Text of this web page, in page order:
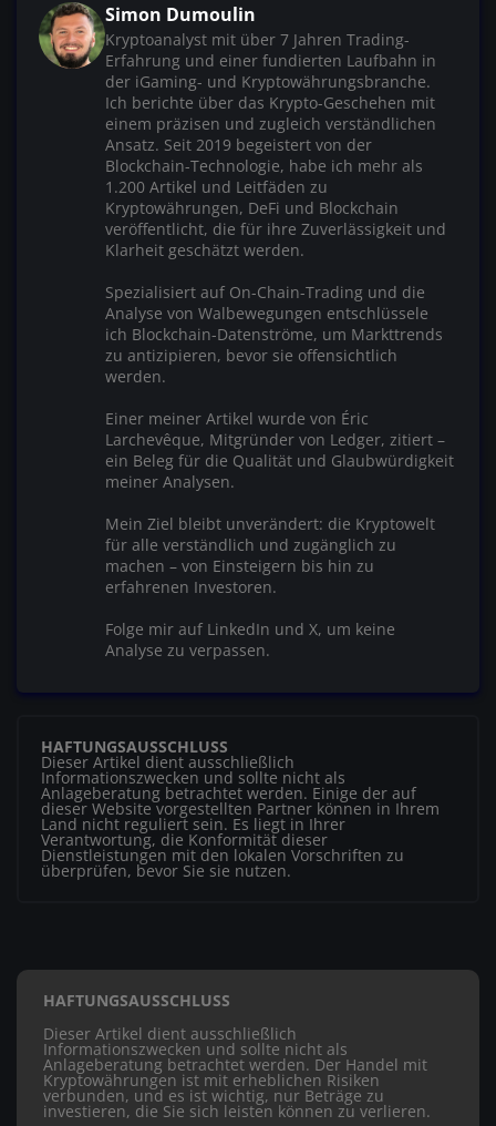
Simon Dumoulin
Kryptoanalyst mit über 7 Jahren Trading-
Erfahrung und einer fundierten Laufbahn in
der iGaming- und Kryptowährungsbranche.
Ich berichte über das Krypto-Geschehen mit
einem präzisen und zugleich verständlichen
Ansatz. Seit 2019 begeistert von der
Blockchain-Technologie, habe ich mehr als
1.200 Artikel und Leitfäden zu
Kryptowährungen, DeFi und Blockchain
veröffentlicht, die für ihre Zuverlässigkeit und
Klarheit geschätzt werden.
Spezialisiert auf On-Chain-Trading und die
Analyse von Walbewegungen entschlüssele
ich Blockchain-Datenströme, um Markttrends
zu antizipieren, bevor sie offensichtlich
werden.
Einer meiner Artikel wurde von Éric
Larchevêque, Mitgründer von Ledger, zitiert –
ein Beleg für die Qualität und Glaubwürdigkeit
meiner Analysen.
Mein Ziel bleibt unverändert: die Kryptowelt
für alle verständlich und zugänglich zu
machen – von Einsteigern bis hin zu
erfahrenen Investoren.
Folge mir auf LinkedIn und X, um keine
Analyse zu verpassen.
HAFTUNGSAUSSCHLUSS
Dieser Artikel dient ausschließlich
Informationszwecken und sollte nicht als
Anlageberatung betrachtet werden. Einige der auf
dieser Website vorgestellten Partner können in Ihrem
Land nicht reguliert sein. Es liegt in Ihrer
Verantwortung, die Konformität dieser
Dienstleistungen mit den lokalen Vorschriften zu
überprüfen, bevor Sie sie nutzen.
HAFTUNGSAUSSCHLUSS
Dieser Artikel dient ausschließlich
Informationszwecken und sollte nicht als
Anlageberatung betrachtet werden. Der Handel mit
Kryptowährungen ist mit erheblichen Risiken
verbunden, und es ist wichtig, nur Beträge zu
investieren, die Sie sich leisten können zu verlieren.